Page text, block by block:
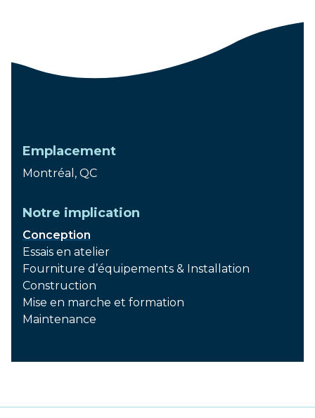
Emplacement
Montréal, QC
Notre implication
Conception
Essais en atelier
Fourniture d’équipements & Installation
Construction
Mise en marche et formation
Maintenance